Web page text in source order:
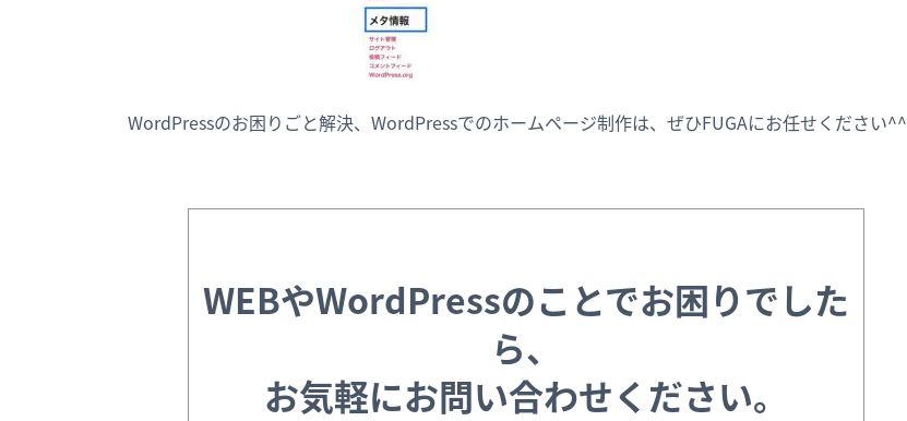
WordPressのお困りごと解決、WordPressでのホームページ制作は、ぜひFUGAにお任せください^^
WEBやWordPressのことでお困りでした
ら、
お気軽にお問い合わせください。